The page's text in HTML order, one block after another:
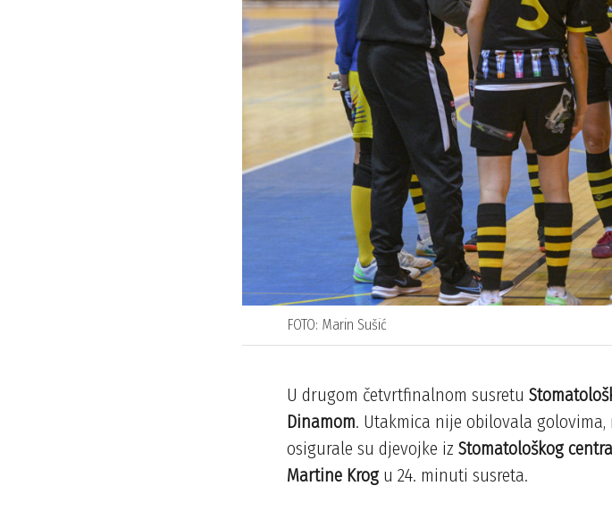
FOTO: Marin Sušić
U drugom četvrtfinalnom susretu
Dinamom. Utakmica nije obilovala
osigurale su djevojke iz Stomatološkog
Martine Krog u 24. minuti susreta.